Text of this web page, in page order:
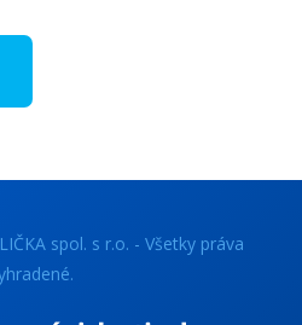
spol. s r.o. - Všetky práva